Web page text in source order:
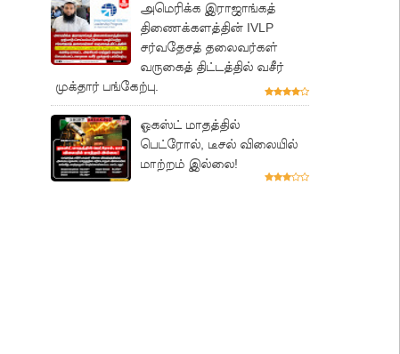
அமெரிக்க இராஜாங்கத்
திணைக்களத்தின் IVLP
சர்வதேசத் தலைவர்கள்
வருகைத் திட்டத்தில் வசீர்
முக்தார் பங்கேற்பு.
ஓகஸ்ட் மாதத்தில்
பெட்ரோல், டீசல் விலையில்
மாற்றம் இல்லை!